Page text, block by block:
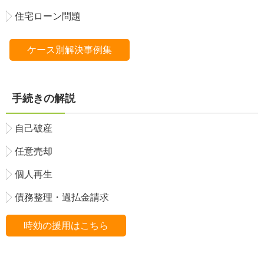
住宅ローン問題
ケース別解決事例集
手続きの解説
自己破産
任意売却
個人再生
債務整理・過払金請求
時効の援用はこちら